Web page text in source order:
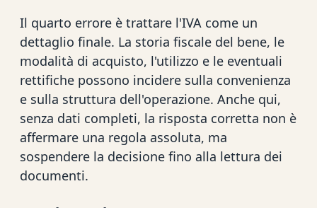
Il quarto errore è trattare l'IVA come un
dettaglio finale. La storia fiscale del bene, le
modalità di acquisto, l'utilizzo e le eventuali
rettifiche possono incidere sulla convenienza
e sulla struttura dell'operazione. Anche qui,
senza dati completi, la risposta corretta non è
affermare una regola assoluta, ma
sospendere la decisione fino alla lettura dei
documenti.